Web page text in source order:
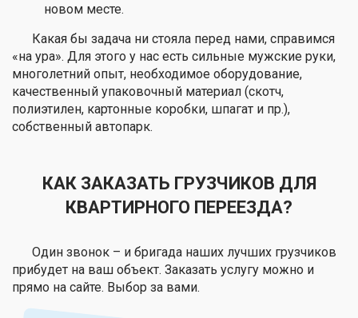
новом месте.
Какая бы задача ни стояла перед нами, справимся
«на ура». Для этого у нас есть сильные мужские руки,
многолетний опыт, необходимое оборудование,
качественный упаковочный материал (скотч,
полиэтилен, картонные коробки, шпагат и пр.),
собственный автопарк.
КАК ЗАКАЗАТЬ ГРУЗЧИКОВ ДЛЯ
КВАРТИРНОГО ПЕРЕЕЗДА?
Один звонок – и бригада наших лучших грузчиков
прибудет на ваш объект. Заказать услугу можно и
прямо на сайте. Выбор за вами.